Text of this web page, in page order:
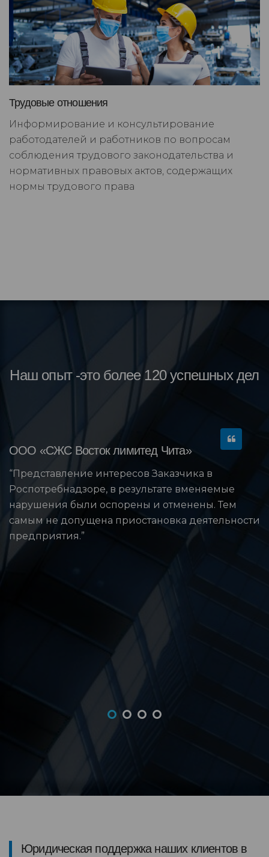
Трудовые отношения
Информирование и консультирование
работодателей и работников по вопросам
соблюдения трудового законодательства и
нормативных правовых актов, содержащих
нормы трудового права
Наш опыт -это более 120 успешных дел
ООО «СЖС Восток лимитед Чита»
“Представление интересов Заказчика в
Роспотребнадзоре, в результате вменяемые
нарушения были оспорены и отменены. Тем
самым не допущена приостановка деятельности
предприятия.”
Юридическая поддержка наших клиентов в